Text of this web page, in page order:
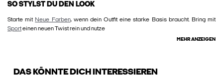
SO STYLST DU DEN LOOK
Starte mit Neue Farben, wenn dein Outfit eine starke Basis braucht. Bring mit
Sporteinen neuen Twist rein und nutze
MEHR ANZEIGEN
DAS KÖNNTE DICH INTERESSIEREN